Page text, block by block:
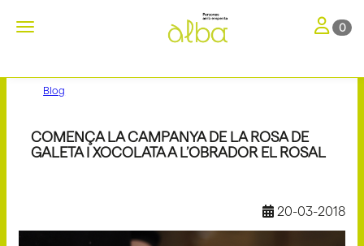
Toggle navigation Toggle
0
Blog
COMENÇA LA CAMPANYA DE LA ROSA DE
GALETA I XOCOLATA A L’OBRADOR EL ROSAL
20-03-2018